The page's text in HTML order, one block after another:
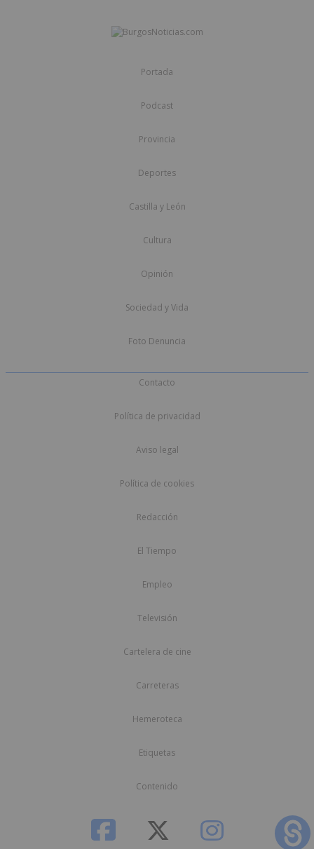
Portada
Podcast
Provincia
Deportes
Castilla y León
Cultura
Opinión
Sociedad y Vida
Foto Denuncia
Contacto
Política de privacidad
Aviso legal
Política de cookies
Redacción
El Tiempo
Empleo
Televisión
Cartelera de cine
Carreteras
Hemeroteca
Etiquetas
Contenido